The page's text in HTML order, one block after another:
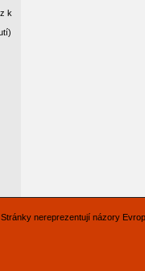
k
nereprezentují názory